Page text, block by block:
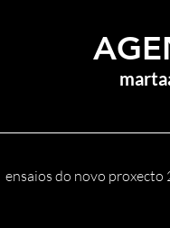
Double click
ensaios do novo proxecto